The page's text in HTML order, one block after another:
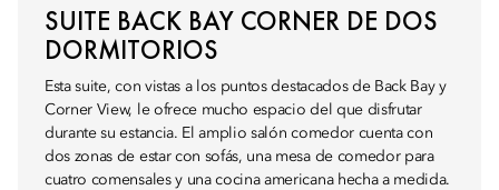
SUITE BACK BAY CORNER DE DOS
DORMITORIOS
Esta suite, con vistas a los puntos destacados de Back Bay y
Corner View, le ofrece mucho espacio del que disfrutar
durante su estancia. El amplio salón comedor cuenta con
dos zonas de estar con sofás, una mesa de comedor para
cuatro comensales y una cocina americana hecha a medida.